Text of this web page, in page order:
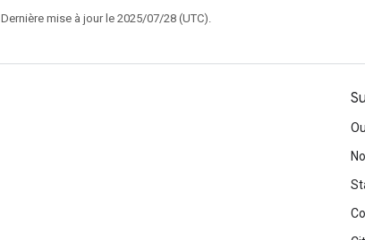
Dernière mise à jour le 2025/07/28 (UTC).